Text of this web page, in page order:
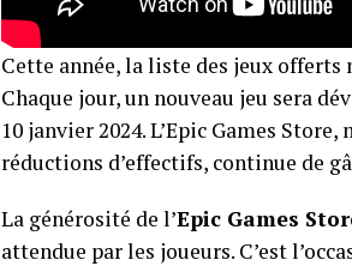
Cette année, la liste des jeux offerts
Chaque jour, un nouveau jeu sera
10 janvier 2024. L’Epic Games
réductions d’effectifs, continue de
La générosité de l’Epic Games
attendue par les joueurs. C’est